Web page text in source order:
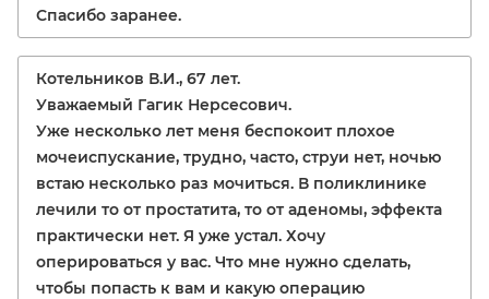
Спасибо заранее.
Котельников В.И., 67 лет.
Уважаемый Гагик Нерсесович.
Уже несколько лет меня беспокоит плохое
мочеиспускание, трудно, часто, струи нет, ночью
встаю несколько раз мочиться. В поликлинике
лечили то от простатита, то от аденомы, эффекта
практически нет. Я уже устал. Хочу
оперироваться у вас. Что мне нужно сделать,
чтобы попасть к вам и какую операцию